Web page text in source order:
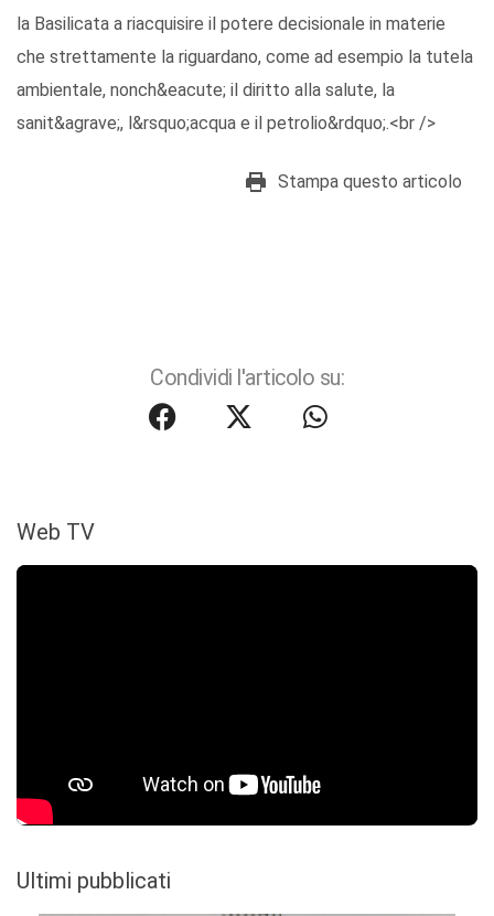
la Basilicata a riacquisire il potere decisionale in materie
che strettamente la riguardano, come ad esempio la tutela
ambientale, nonch&eacute; il diritto alla salute, la
sanit&agrave;, l&rsquo;acqua e il petrolio&rdquo;.<br />
Stampa questo articolo
Condividi l'articolo su:
Web TV
Ultimi pubblicati